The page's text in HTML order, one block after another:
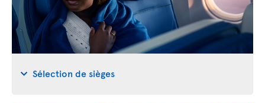
Sélection de sièges